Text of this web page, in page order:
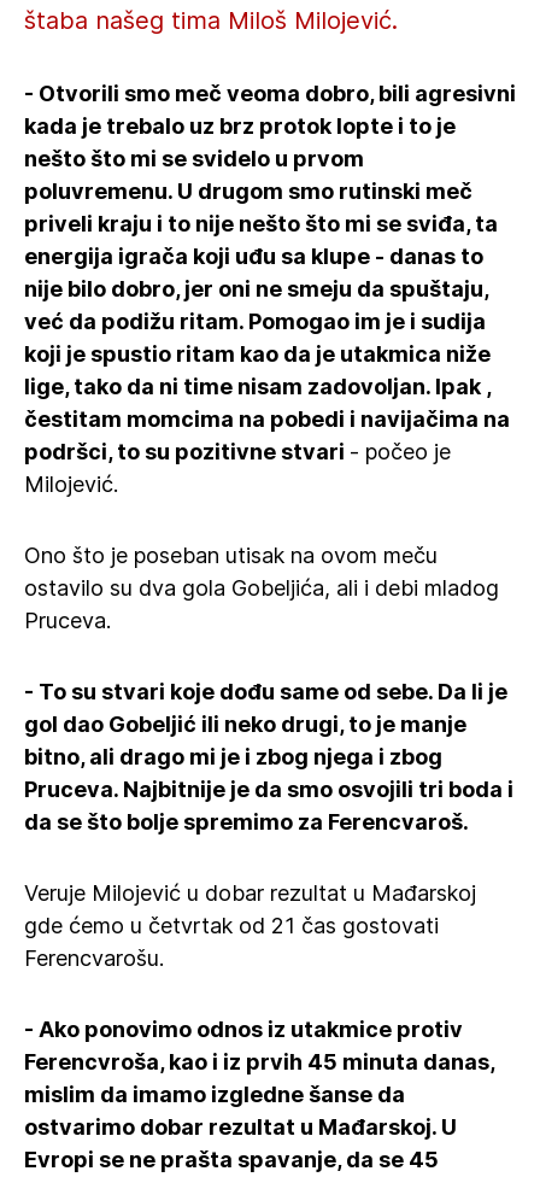
štaba našeg tima Miloš Milojević.
- Otvorili smo meč veoma dobro, bili agresivni
kada je trebalo uz brz protok lopte i to je
nešto što mi se svidelo u prvom
poluvremenu. U drugom smo rutinski meč
priveli kraju i to nije nešto što mi se sviđa, ta
energija igrača koji uđu sa klupe - danas to
nije bilo dobro, jer oni ne smeju da spuštaju,
već da podižu ritam. Pomogao im je i sudija
koji je spustio ritam kao da je utakmica niže
lige, tako da ni time nisam zadovoljan. Ipak ,
čestitam momcima na pobedi i navijačima na
podršci, to su pozitivne stvari - počeo je
Milojević.
Ono što je poseban utisak na ovom meču
ostavilo su dva gola Gobeljića, ali i debi mladog
Pruceva.
- To su stvari koje dođu same od sebe. Da li je
gol dao Gobeljić ili neko drugi, to je manje
bitno, ali drago mi je i zbog njega i zbog
Pruceva. Najbitnije je da smo osvojili tri boda i
da se što bolje spremimo za Ferencvaroš.
Veruje Milojević u dobar rezultat u Mađarskoj
gde ćemo u četvrtak od 21 čas gostovati
Ferencvarošu.
- Ako ponovimo odnos iz utakmice protiv
Ferencvroša, kao i iz prvih 45 minuta danas,
mislim da imamo izgledne šanse da
ostvarimo dobar rezultat u Mađarskoj. U
Evropi se ne prašta spavanje, da se 45